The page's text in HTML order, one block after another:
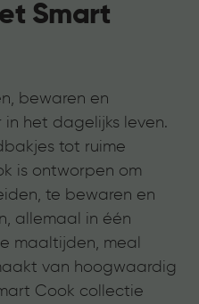
Smart
bewaren en
het dagelijks leven.
tot ruime
is ontworpen om
te bewaren en
allemaal in één
maaltijden, meal
van hoogwaardig
Cook collectie